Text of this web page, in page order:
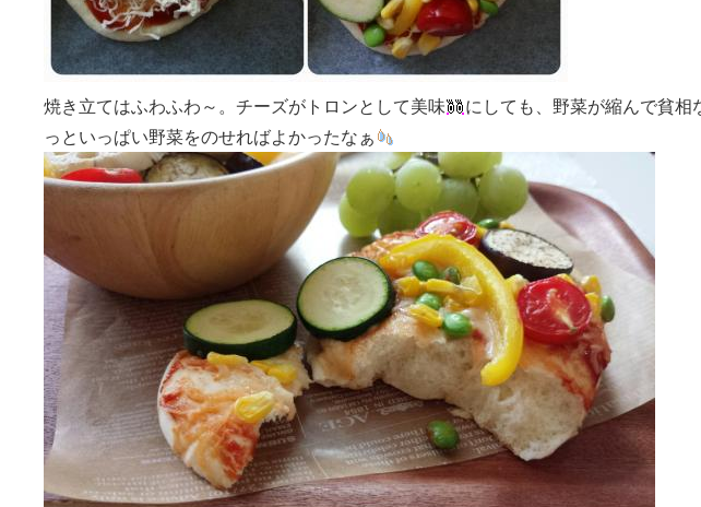
焼き立てはふわふわ～。チーズがトロンとして美味
にしても、野菜が縮んで貧相
っといっぱい野菜をのせればよかったなぁ